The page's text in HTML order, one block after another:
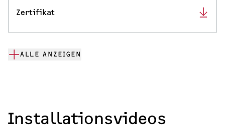
Zertifikat
ALLE ANZEIGEN
Installationsvideos